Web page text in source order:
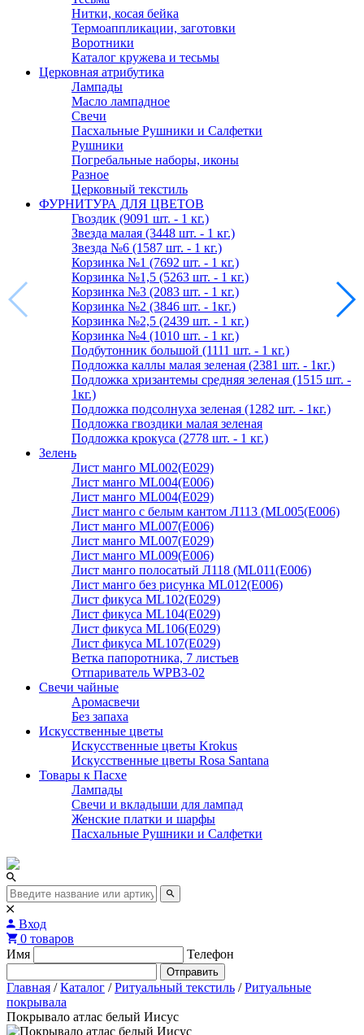
Нитки, косая бейка
Термоаппликации, заготовки
Воротники
Каталог кружева и тесьмы
Церковная атрибутика
Лампады
Масло лампадное
Свечи
Пасхальные Рушники и Салфетки
Рушники
Погребальные наборы, иконы
Разное
Церковный текстиль
ФУРНИТУРА ДЛЯ ЦВЕТОВ
Гвоздик (9091 шт. - 1 кг.)
Звезда малая (3448 шт. - 1 кг.)
Звезда №6 (1587 шт. - 1 кг.)
Корзинка №1 (7692 шт. - 1 кг.)
Корзинка №1,5 (5263 шт. - 1 кг.)
Корзинка №3 (2083 шт. - 1 кг.)
Корзинка №2 (3846 шт. - 1кг.)
Корзинка №2,5 (2439 шт. - 1 кг.)
Корзинка №4 (1010 шт. - 1 кг.)
Подбутонник большой (1111 шт. - 1 кг.)
Подложка каллы малая зеленая (2381 шт. - 1кг.)
Подложка хризантемы средняя зеленая (1515 шт. -
1кг.)
Подложка подсолнуха зеленая (1282 шт. - 1кг.)
Подложка гвоздики малая зеленая
Подложка крокуса (2778 шт. - 1 кг.)
Зелень
Лист манго ML002(E029)
Лист манго ML004(E006)
Лист манго ML004(E029)
Лист манго с белым кантом Л113 (ML005(E006)
Лист манго ML007(E006)
Лист манго ML007(E029)
Лист манго ML009(E006)
Лист манго полосатый Л118 (ML011(E006)
Лист манго без рисунка ML012(E006)
Лист фикуса ML102(E029)
Лист фикуса ML104(E029)
Лист фикуса ML106(E029)
Лист фикуса ML107(E029)
Ветка папоротника, 7 листьев
Отпариватель WPB3-02
Свечи чайные
Аромасвечи
Без запаха
Искусственные цветы
Искусственные цветы Krokus
Искусственные цветы Rosa Santana
Товары к Пасхе
Лампады
Свечи и вкладыши для лампад
Женские платки и шарфы
Пасхальные Рушники и Салфетки
Вход
0 товаров
Имя
Телефон
Отправить
Главная / Каталог / Ритуальный текстиль / Ритуальные
покрывала
Покрывало атлас белый Иисус